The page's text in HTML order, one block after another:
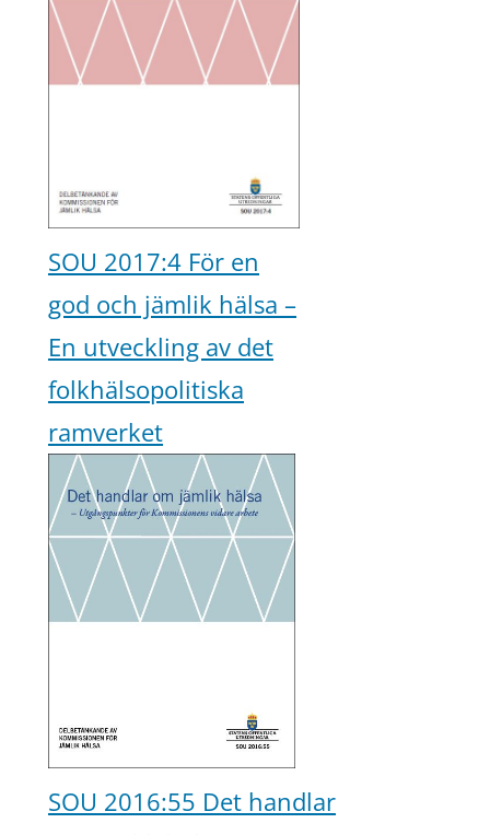
SOU 2017:4 För en
god och jämlik hälsa –
En utveckling av det
folkhälsopolitiska
ramverket
SOU 2016:55 Det handlar